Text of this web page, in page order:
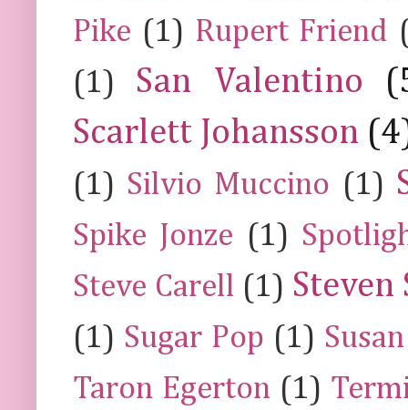
Pike (1) Rupert Friend
(1)
San Valentino
Scarlett Johansson
(1) Silvio Muccino (1)
Spike Jonze (1)
Steve Carell (1) Steven
(1) Sugar Pop (1)
Taron Egerton (1)